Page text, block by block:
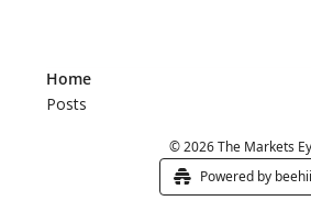
Home
Posts
© 2026 The Markets
Powered by